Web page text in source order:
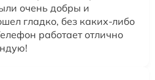
очень добры и
гладко, без каких-либо
работает отлично